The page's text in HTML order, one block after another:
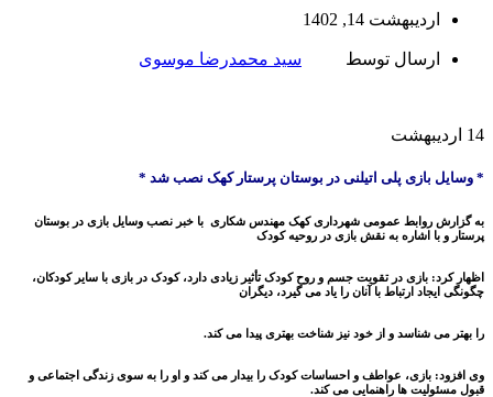
اردیبهشت 14, 1402
ارسال توسط سید محمدرضا موسوی
14 اردیبهشت
* وسایل بازی پلی اتیلنی در بوستان پرستار کهک نصب شد *
به گزارش روابط عمومی شهرداری کهک مهندس شکاری با خبر نصب وسایل بازی در بوستان
پرستار و با اشاره به نقش بازی در روحیه کودک
اظهار کرد: بازی در تقویت جسم و روح کودک تأثیر زیادی دارد، کودک در بازی با سایر کودکان،
چگونگی ایجاد ارتباط با آنان را یاد می گیرد، دیگران
را بهتر می شناسد و از خود نیز شناخت بهتری پیدا می کند.
وی افزود: بازی، عواطف و احساسات کودک را بیدار می کند و او را به سوی زندگی اجتماعی و
قبول مسئولیت ها راهنمایی می کند.